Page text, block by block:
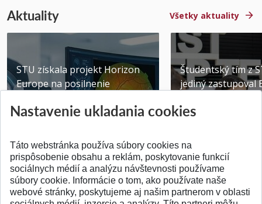
Aktuality Všetky aktuality
STU získala projekt Horizon
Europe na posilnenie
Publikované 31.07.2026
Študentský tím z
jediný zastupoval
Publikované
SPÄŤ NA VRCH
Nastavenie ukladania cookies
Táto webstránka používa súbory cookies na
prispôsobenie obsahu a reklám, poskytovanie funkcií
sociálnych médií a analýzu návštevnosti používame
súbory cookie. Informácie o tom, ako používate naše
webové stránky, poskytujeme aj našim partnerom v oblasti